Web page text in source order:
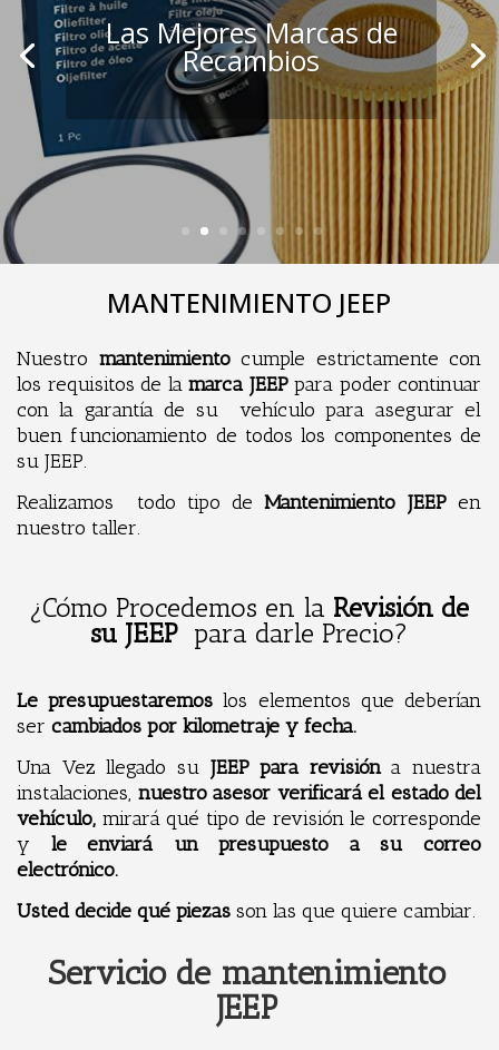
Las Mejores Marcas de
Recambios
MANTENIMIENTO JEEP
Nuestro mantenimientocumple estrictamente con
los requisitos de la marca JEEPpara poder continuar
con la garantía de su vehículo para asegurar el
buen funcionamiento de todos los componentes de
su JEEP.
Realizamos todo tipo deMantenimiento JEEPen
nuestro taller.
¿Cómo Procedemos en la Revisión de
su JEEP para darle Precio?
Lepresupuestaremos los elementos que deberían
ser cambiados por kilometraje y fecha.
Una Vez llegado su JEEPpara revisióna nuestra
instalaciones, nuestro asesor verificará el estado del
vehículo, mirará qué tipo de revisión le corresponde
y le enviará un presupuesto a su correo
electrónico.
Usted decide qué piezas son las que quiere cambiar.
Servicio de mantenimiento
JEEP